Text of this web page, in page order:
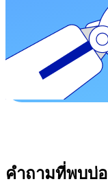
คำถามที่พบบ่อ